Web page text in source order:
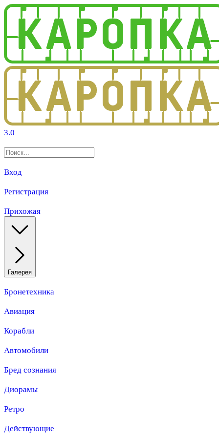
3.0
Вход
Регистрация
Прихожая
Галерея
Бронетехника
Авиация
Корабли
Автомобили
Бред сознания
Диорамы
Ретро
Действующие